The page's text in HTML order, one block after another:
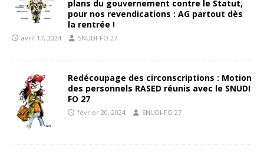
plans du gouvernement contre le Statut,
pour nos revendications : AG partout dès
la rentrée !
avril 17, 2024 SNUDI-FO 27
Redécoupage des circonscriptions : Motion
des personnels RASED réunis avec le SNUDI
FO 27
février 20, 2024 SNUDI-FO 27